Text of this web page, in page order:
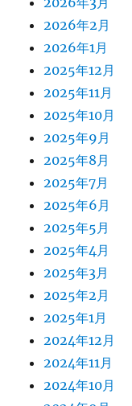
2026年2月
2026年1月
2025年12月
2025年11月
2025年10月
2025年9月
2025年8月
2025年7月
2025年6月
2025年5月
2025年4月
2025年3月
2025年2月
2025年1月
2024年12月
2024年11月
2024年10月